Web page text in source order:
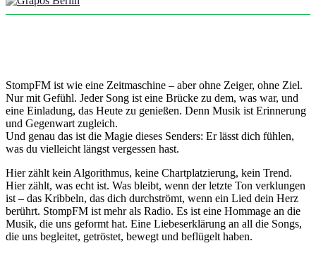
StompFM ist wie eine Zeitmaschine – aber ohne Zeiger, ohne Ziel.
Nur mit Gefühl. Jeder Song ist eine Brücke zu dem, was war, und
eine Einladung, das Heute zu genießen. Denn Musik ist Erinnerung
und Gegenwart zugleich.
Und genau das ist die Magie dieses Senders: Er lässt dich fühlen,
was du vielleicht längst vergessen hast.
Hier zählt kein Algorithmus, keine Chartplatzierung, kein Trend.
Hier zählt, was echt ist. Was bleibt, wenn der letzte Ton verklungen
ist – das Kribbeln, das dich durchströmt, wenn ein Lied dein Herz
berührt. StompFM ist mehr als Radio. Es ist eine Hommage an die
Musik, die uns geformt hat. Eine Liebeserklärung an all die Songs,
die uns begleitet, getröstet, bewegt und beflügelt haben.